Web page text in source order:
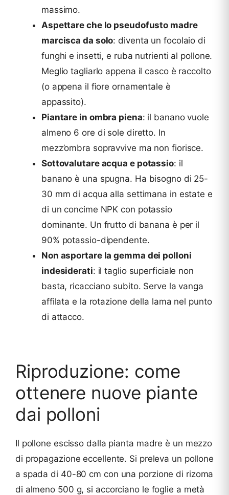
massimo.
Aspettare che lo pseudofusto madre
marcisca da solo: diventa un focolaio di
funghi e insetti, e ruba nutrienti al pollone.
Meglio tagliarlo appena il casco è raccolto
(o appena il fiore ornamentale è
appassito).
Piantare in ombra piena: il banano vuole
almeno 6 ore di sole diretto. In
mezz’ombra sopravvive ma non fiorisce.
Sottovalutare acqua e potassio: il
banano è una spugna. Ha bisogno di 25-
30 mm di acqua alla settimana in estate e
di un concime NPK con potassio
dominante. Un frutto di banana è per il
90% potassio-dipendente.
Non asportare la gemma dei polloni
indesiderati: il taglio superficiale non
basta, ricacciano subito. Serve la vanga
affilata e la rotazione della lama nel punto
di attacco.
Riproduzione: come
ottenere nuove piante
dai polloni
Il pollone escisso dalla pianta madre è un mezzo
di propagazione eccellente. Si preleva un pollone
a spada di 40-80 cm con una porzione di rizoma
di almeno 500 g, si accorciano le foglie a metà